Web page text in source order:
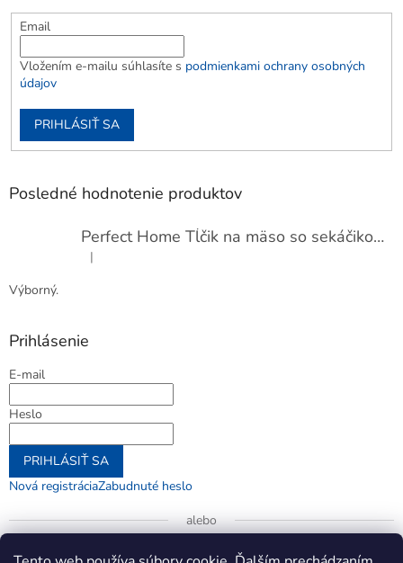
Email
Vložením e-mailu súhlasíte s podmienkami ochrany osobných
údajov
PRIHLÁSIŤ SA
Posledné hodnotenie produktov
Perfect Home Tĺčik na mäso so sekáčikom, 56893
Hodnotenie produktu je 5 z 5 hviezdičiek.
|
Výborný.
Prihlásenie
E-mail
Heslo
PRIHLÁSIŤ SA
Nová registráciaZabudnuté heslo
alebo
Prihlásiť sa cez Google